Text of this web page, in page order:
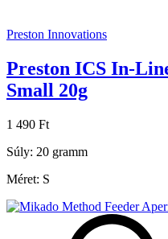
Preston Innovations
Preston ICS In-
Small 20g
1 490 Ft
Súly: 20 gramm
Méret: S